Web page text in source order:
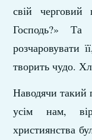
свій
Господь?»
розчаровувати
творить чудо.
Наводячи такий
усім нам,
християнства